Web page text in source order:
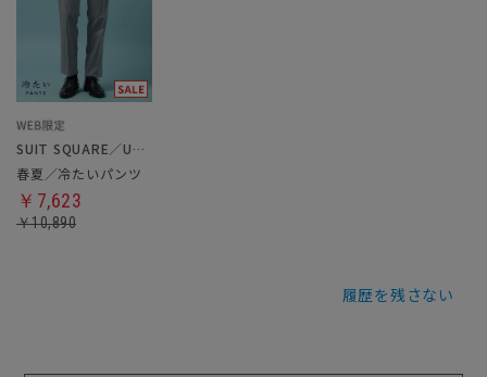
SUIT SQUARE／UNIVERSAL LANGUAGE
春夏／冷たいパンツ
￥7,623
￥10,890
履歴を残さない